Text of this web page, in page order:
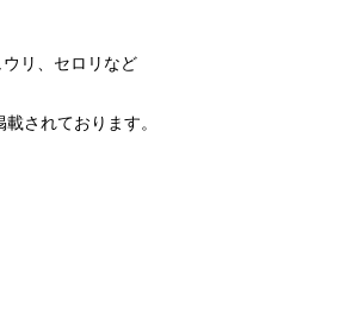
リ、セロリなど
載されております。